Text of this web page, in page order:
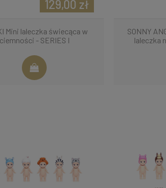
Mini laleczka świecąca w
ciemności - SERIES I
129,00 zł
SONNY
laleczka